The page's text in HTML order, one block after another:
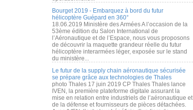
Bourget 2019 - Embarquez à bord du futur
hélicoptère Guépard en 360°
18.06.2019 Ministère des Armées A l’occasion de la
53ème édition du Salon International de
l’Aéronautique et de l’Espace, nous vous proposons
de découvrir la maquette grandeur réelle du futur
hélicoptère interarmées léger, exposée sur le stand
du ministère...
Le futur de la supply chain aéronautique sécurisée
se prépare grâce aux technologies de Thales
photo Thales 17 juin 2019 CP Thales Thales lance
IVEN, la première plateforme digitale assurant la
mise en relation entre industriels de l’aéronautique et
de la défense et fournisseurs de pièces détachées.